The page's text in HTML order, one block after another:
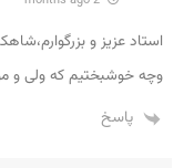
استاد عزیز و
وچه خوشبختیم که ولی و
پاسخ